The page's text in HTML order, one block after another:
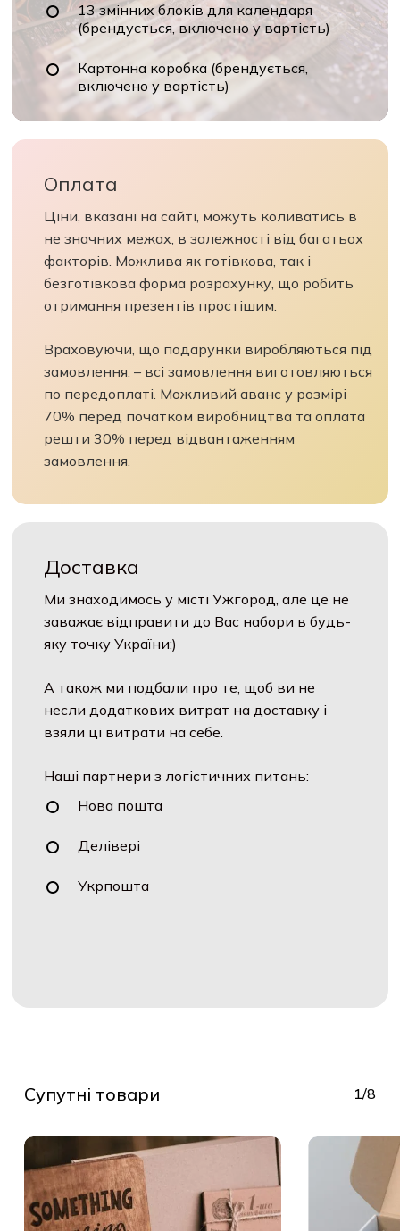
13 змінних блоків для календаря
(брендується, включено у вартість)
Картонна коробка (брендується,
включено у вартість)
Оплата
Ціни, вказані на сайті, можуть коливатись в
не значних межах, в залежності від багатьох
факторів. Можлива як готівкова, так і
безготівкова форма розрахунку, що робить
отримання презентів простішим.
Враховуючи, що подарунки виробляються під
замовлення, – всі замовлення виготовляються
по передоплаті. Можливий аванс у розмірі
70% перед початком виробництва та оплата
решти 30% перед відвантаженням
замовлення.
Доставка
Ми знаходимось у місті Ужгород, але це не
заважає відправити до Вас набори в будь-
яку точку України:)
А також ми подбали про те, щоб ви не
несли додаткових витрат на доставку і
взяли ці витрати на себе.
Наші партнери з логістичних питань:
Нова пошта
Делівері
Укрпошта
Супутні товари 1/8